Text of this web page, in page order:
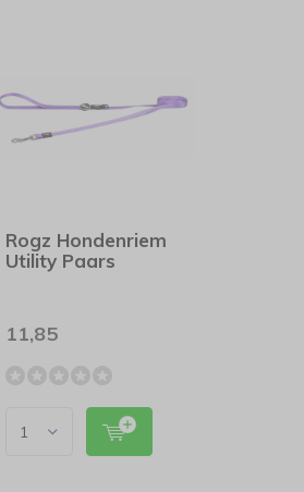
Rogz Hondenriem
Utility Paars
11,85